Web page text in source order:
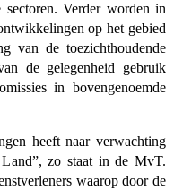
sectoren. Verder worden in
op het gebied
van de toezichthoudende
de gelegenheid gebruik
in bovengenoemde
heeft naar verwachting
zo staat in de MvT.
waarop door de